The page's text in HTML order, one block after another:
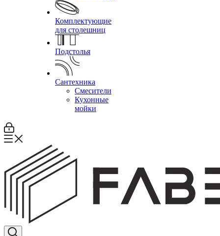
Комплектующие
для столешниц
Подстолья
Сантехника
Смесители
Кухонные
мойки